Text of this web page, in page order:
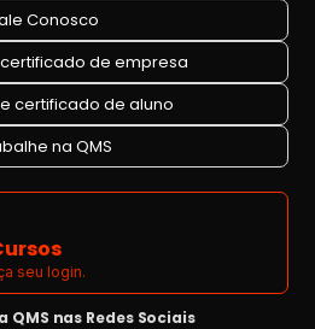
Conosco
de empresa
certificado de aluno
na QMS
seu login.
QMS nas Redes Sociais